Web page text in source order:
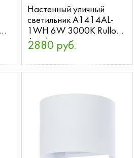
Настенный уличный
светильник A1414AL-
1WH 6W 3000K Rullo
Arte Lamp
2880 руб.